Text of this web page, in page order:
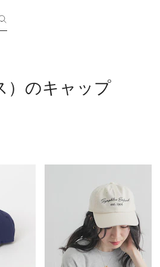
）のキャップ